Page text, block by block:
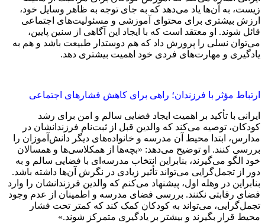
زیست، به آن‌ها یاد می‌دهد که به جای توجه به ظاهر وسایل خود،
ارزش بیشتری برای محتوای آموزشی و مسئولیت‌های اجتماعی
قائل شوند. او معتقد است که با ایجاد این آگاهی از سنین پایین،
می‌توان نسلی را پرورش داد که هم دوستدار طبیعت باشد و هم به
یادگیری و مهارت‌های فردی خود اهمیت بیشتری دهد.
ارتباط مؤثر با فرزندان؛ راهی برای کاهش فشارهای اجتماعی
ایرانی با تأکید بر اهمیت ایجاد فضایی سالم و امن برای رشد
کودکان، توصیه می‌کند که والدین قبل از ثبت‌نام فرزندانشان در
مدارس، ابتدا محیط آن مدرسه و خانواده‌های دیگر دانش‌آموزان را
بررسی کنند. او توضیح می‌دهد: «بچه‌ها از همکلاسی‌ها و همسالان
خود الگو می‌گیرند، بنابراین انتخاب مدرسه‌ای با فضایی سالم و به‌
دور از تجمل‌گرایی می‌تواند تأثیر زیادی در نگرش آن‌ها داشته باشد.
بنابراین در وهله اول، پیشنهاد می‌کنم که والدین فرزندانشان را وارد
فضای رقابتی نکنند. بررسی فضای مدرسه و اطمینان از عدم وجود
تجمل‌گرایی، می‌تواند به کودکان کمک کند که کمتر تحت فشار
محیط قرار بگیرند و بیشتر بر یادگیری متمرکز شوند.»